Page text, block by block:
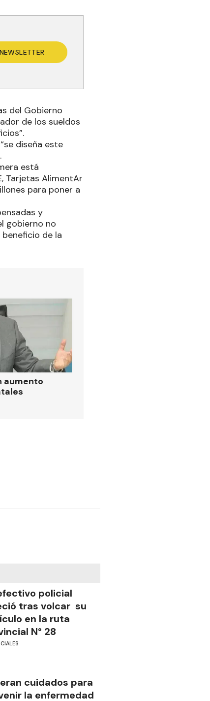
del Gobierno
de los sueldos
diseña este
está
Tarjetas AlimentAr
para poner a
y
gobierno no
de la
aumento
policial
tras volcar su
en la ruta
N° 28
cuidados para
la enfermedad